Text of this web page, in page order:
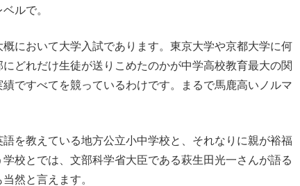
ルで。
において大学入試であります。東京大学や京都大学に何
どれだけ生徒が送りこめたのかが中学高校教育最大の関
ですべてを競っているわけです。まるで馬鹿高いノルマ
を教えている地方公立小中学校と、それなりに親が裕福
校とでは、文部科学省大臣である萩生田光一さんが語る
然と言えます。